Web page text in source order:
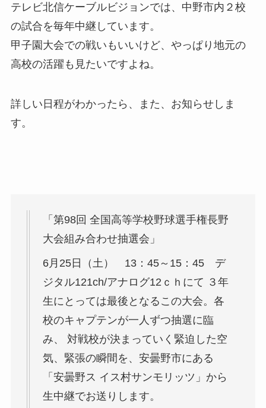
テレビ北信ケーブルビジョンでは、中野市内２校
の試合を毎年中継しています。
甲子園大会での戦いもいいけど、やっぱり地元の
高校の活躍も見たいですよね。
詳しい日程がわかったら、また、お知らせしま
す。
「第98回 全国高等学校野球選手権長野
大会組み合わせ抽選会」
6月25日（土） 13：45～15：45 デ
ジタル121ch/アナログ12ｃｈにて ３年
生にとっては最後となるこの大会。各
校のキャプテンが一人ずつ抽選に臨
み、 対戦校が決まっていく緊迫した空
気、緊張の瞬間を、安曇野市にある
「安曇野ス イス村サンモリッツ」から
生中継でお送りします。